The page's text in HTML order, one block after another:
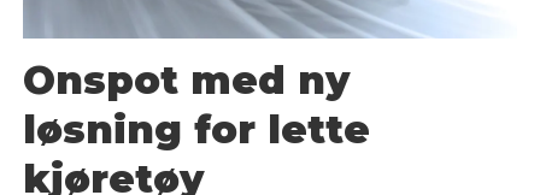
Onspot med ny
løsning for lette
kjøretøy